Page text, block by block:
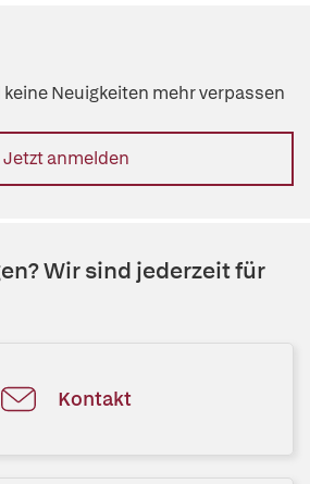
Neuigkeiten mehr verpassen
Jetzt anmelden
Wir sind jederzeit für
Kontakt